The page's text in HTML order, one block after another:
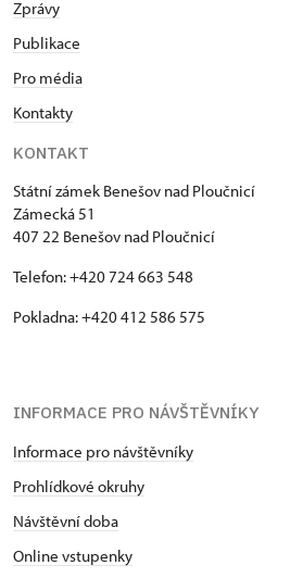
Zprávy
Publikace
Pro média
Kontakty
KONTAKT
Státní zámek Benešov nad Ploučnicí
Zámecká 51
407 22 Benešov nad Ploučnicí
Telefon: +420 724 663 548
Pokladna: +420 412 586 575
INFORMACE PRO NÁVŠTĚVNÍKY
Informace pro návštěvníky
Prohlídkové okruhy
Návštěvní doba
Online vstupenky